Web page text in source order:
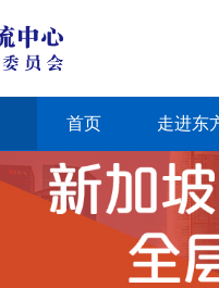
首页 走进东